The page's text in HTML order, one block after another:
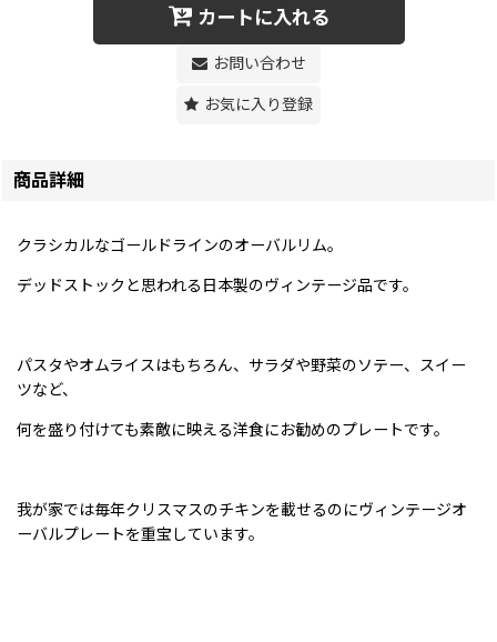
カートに入れる
お問い合わせ
お気に入り登録
商品詳細
クラシカルなゴールドラインのオーバルリム。
デッドストックと思われる日本製のヴィンテージ品です。
パスタやオムライスはもちろん、サラダや野菜のソテー、スイー
ツなど、
何を盛り付けても素敵に映える洋食にお勧めのプレートです。
我が家では毎年クリスマスのチキンを載せるのにヴィンテージオ
ーバルプレートを重宝しています。